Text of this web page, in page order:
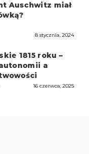
Auschwitz miał
8 stycznia, 2024
1815 roku –
a
16 czerwca, 2025